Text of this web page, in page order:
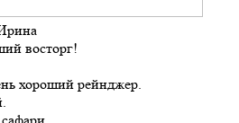
восторг!
хороший рейнджер.